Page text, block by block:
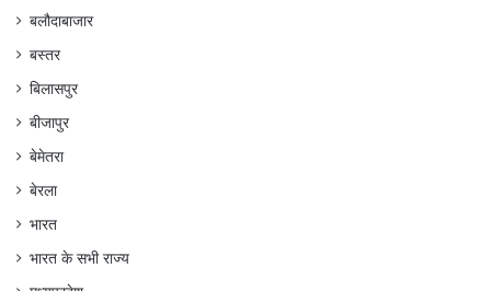
बलौदाबाजार
बस्तर
बिलासपुर
बीजापुर
बेमेतरा
बेरला
भारत
भारत के सभी राज्य